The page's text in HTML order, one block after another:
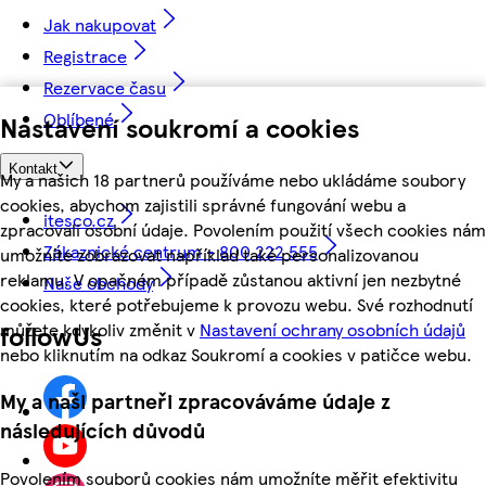
Nastavení soukromí a cookies
My a našich 18 partnerů používáme nebo ukládáme soubory
cookies, abychom zajistili správné fungování webu a
zpracovali osobní údaje. Povolením použití všech cookies nám
umožníte zobrazovat například také personalizovanou
reklamu. V opačném případě zůstanou aktivní jen nezbytné
cookies, které potřebujeme k provozu webu. Své rozhodnutí
můžete kdykoliv změnit v Nastavení ochrany osobních údajů
nebo kliknutím na odkaz Soukromí a cookies v patičce webu.
My a naši partneři zpracováváme údaje z
následujících důvodů
Povolením souborů cookies nám umožníte měřit efektivitu
Jak nakupovat
Registrace
Rezervace času
Oblíbené
Kontakt
itesco.cz
Zákaznické centrum - 800 222 555
Naše obchody
followUs